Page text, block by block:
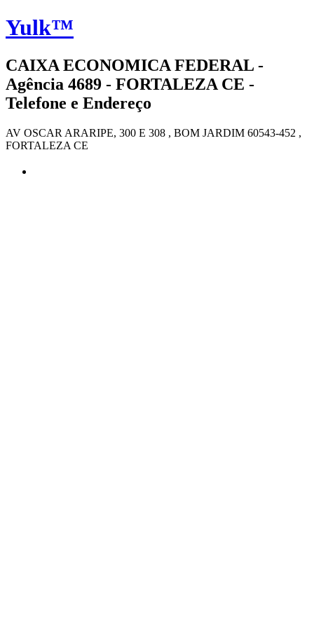
Yulk™
CAIXA ECONOMICA FEDERAL -
Agência 4689 - FORTALEZA CE -
Telefone e Endereço
AV OSCAR ARARIPE, 300 E 308 , BOM JARDIM 60543-452 ,
FORTALEZA CE